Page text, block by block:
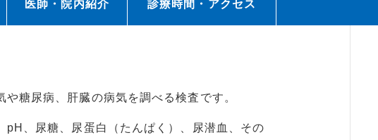
医師・院内紹介 診療時間・アクセス
糖尿病、肝臓の病気を調べる検査です。
、尿糖、尿蛋白（たんぱく）、尿潜血、その